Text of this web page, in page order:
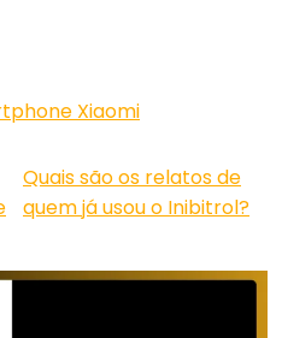
Xiaomi
Quais são os relatos de
quem já usou o Inibitrol?